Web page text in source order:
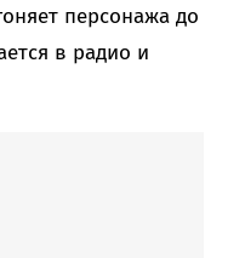
персонажа до
в радио и